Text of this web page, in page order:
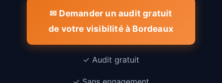
✉ Demander un audit gratuit
de votre visibilité à Bordeaux
✓ Audit gratuit